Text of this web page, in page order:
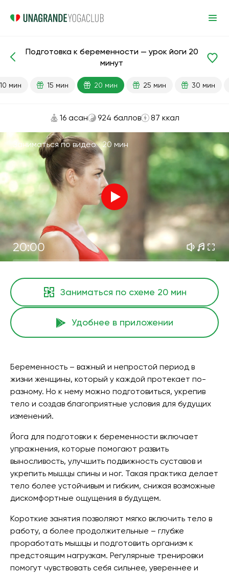
Беременность
Подготовка к беременности — урок йоги 20
минут
10 мин 15 мин 20 мин 25 мин 30 мин
16 асан 924 баллов 87 ккал
Заниматься по видео ·20 мин
20:00
Заниматься по схеме 20 мин
Удобнее в приложении
Беременность – важный и непростой период в
жизни женщины, который у каждой протекает по-
разному. Но к нему можно подготовиться, укрепив
тело и создав благоприятные условия для будущих
изменений.
Йога для подготовки к беременности включает
упражнения, которые помогают развить
выносливость, улучшить подвижность суставов и
укрепить мышцы спины и ног. Такая практика делает
тело более устойчивым и гибким, снижая возможные
дискомфортные ощущения в будущем.
Короткие занятия позволяют мягко включить тело в
работу, а более продолжительные – глубже
проработать мышцы и подготовить организм к
предстоящим нагрузкам. Регулярные тренировки
помогут чувствовать себя сильнее, увереннее и